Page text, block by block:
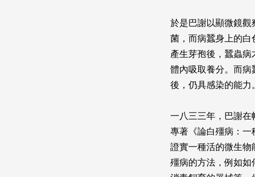
於是巴謝以顯微鏡觀
菌，而病蠶身上的
產生芽孢後，蠶蟲
體內吸取養分。而病
後，仍具感染的能力。
一八三三年，巴謝在
專著《論白殭病：
證實一種活的微生物
殭病的方法，例如如